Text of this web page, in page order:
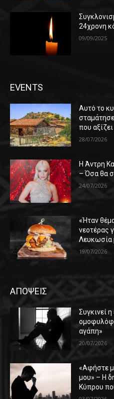
24χρονη
09/09/2025
EVENTS
Αυτό το
που
28/07/2026
Η Άντρη
– Όσα θα
24/07/2026
«Ήταν
νεοτέρας
Λευκωσία
19/07/2026
ΑΠΟΨΕΙΣ
Συγκινεί
αγάπη»
20/07/2026
«Αφήστε
μου» – Η
Κύπρου